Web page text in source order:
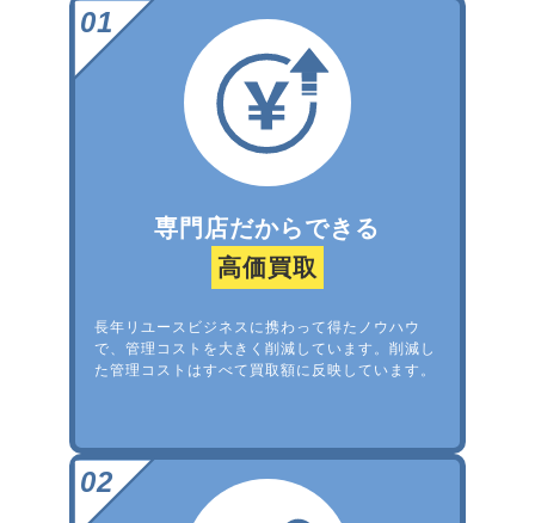
専門店だからできる
高価買取
長年リユースビジネスに携わって得たノウハウ
で、管理コストを大きく削減しています。削減し
た管理コストはすべて買取額に反映しています。